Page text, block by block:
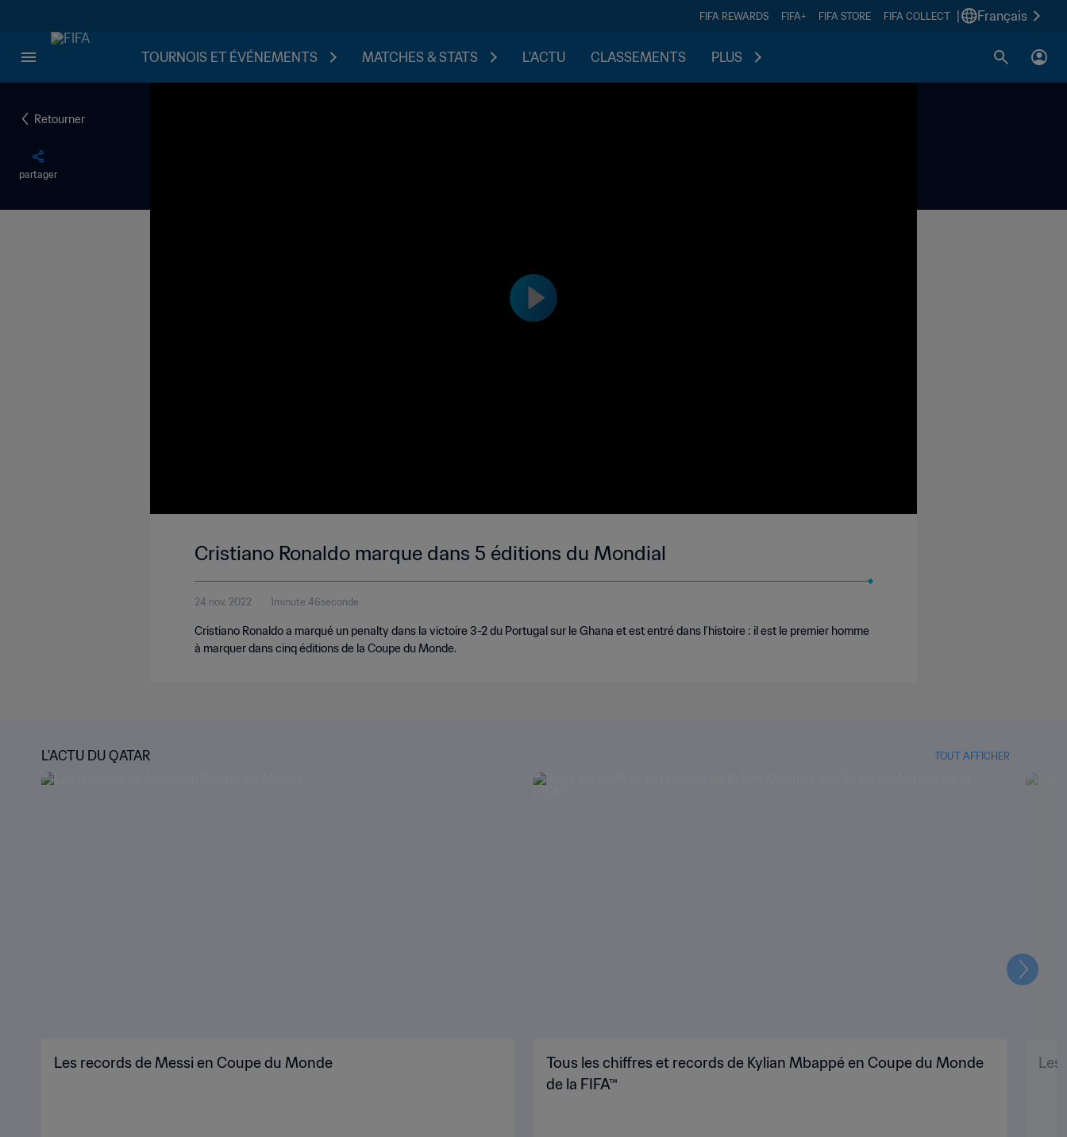
FIFA REWARDS FIFA+ FIFA STORE FIFA COLLECT Français
TOURNOIS ET ÉVÉNEMENTS MATCHES & STATS L'ACTU CLASSEMENTS PLUS
Retourner
partager
Cristiano Ronaldo marque dans 5 éditions du Mondial
24 nov. 2022 1minute 46seconde
Cristiano Ronaldo a marqué un penalty dans la victoire 3-2 du Portugal sur le Ghana et est entré dans l'histoire : il est le premier homme
à marquer dans cinq éditions de la Coupe du Monde.
L'ACTU DU QATAR TOUT AFFICHER
Les records de Messi en Coupe du Monde
Tous les chiffres et records de Kylian Mbappé en Coupe du Monde
de la FIFA™
Les
Suivant